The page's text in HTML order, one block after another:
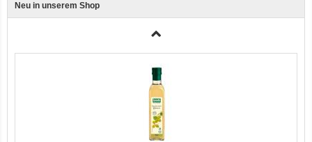
Neu in unserem Shop